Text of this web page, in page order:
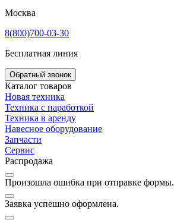
Москва
8(800)700-03-30
Бесплатная линия
Обратный звонок
Каталог товаров
Новая техника
Техника с наработкой
Техника в аренду
Навесное оборудование
Запчасти
Сервис
Распродажа
Произошла ошибка при отправке формы.
Заявка успешно оформлена.